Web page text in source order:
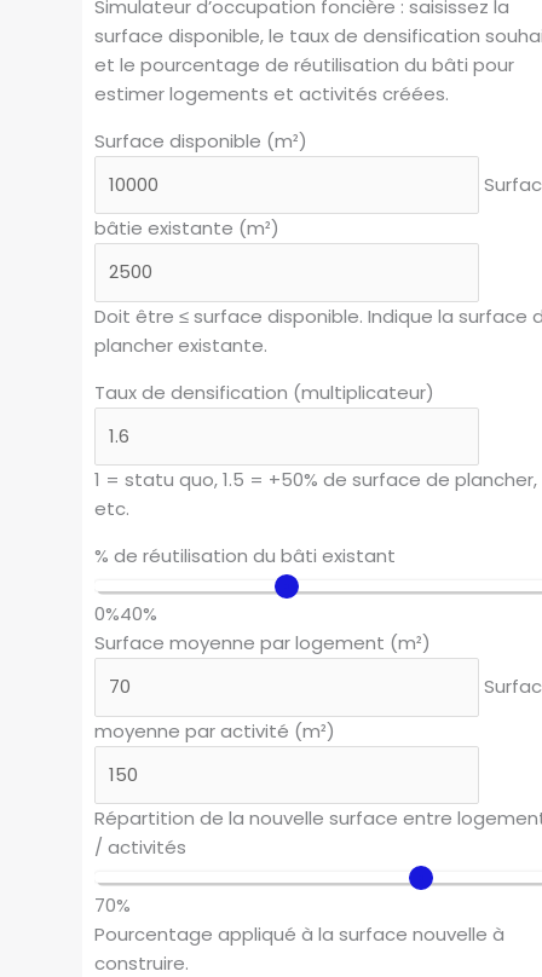
Simulateur d’occupation foncière : saisissez la
surface disponible, le taux de densification
et le pourcentage de réutilisation du bâti pour
estimer logements et activités créées.
Surface disponible (m²)
bâtie existante (m²)
Doit être ≤ surface disponible. Indique la surface
plancher existante.
Taux de densification (multiplicateur)
1 = statu quo, 1.5 = +50% de surface de plancher,
etc.
% de réutilisation du bâti existant
0%40%
Surface moyenne par logement (m²)
moyenne par activité (m²)
Répartition de la nouvelle surface entre
/ activités
70%
Pourcentage appliqué à la surface nouvelle à
construire.